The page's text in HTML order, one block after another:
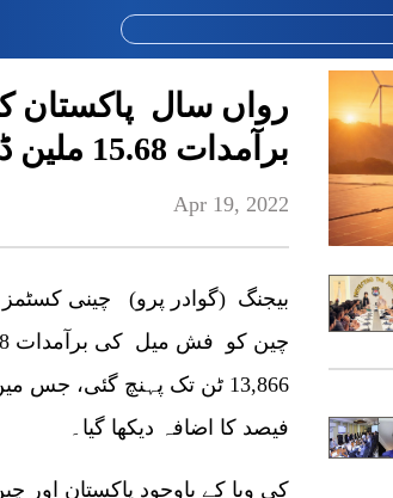
رواں سال
برآمدات 15.68 ملین ڈالر تک پہنچ گئیں
Apr 19, 2022
بیجنگ (گوادر پرو) چینی
فیصد کا اضافہ دیکھا گیا۔